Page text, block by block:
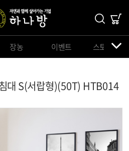
장농 이벤트 스토리지
대 S(서랍형)(50T) HTB014